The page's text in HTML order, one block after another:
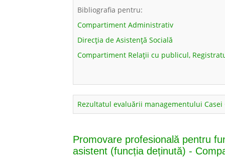
Bibliografia pentru:
Compartiment Administrativ
Direcția de Asistență Socială
Compartiment Relații cu publicul,
Rezultatul evaluării managementului
Promovare profesională pentru
asistent (funcția deținută) -